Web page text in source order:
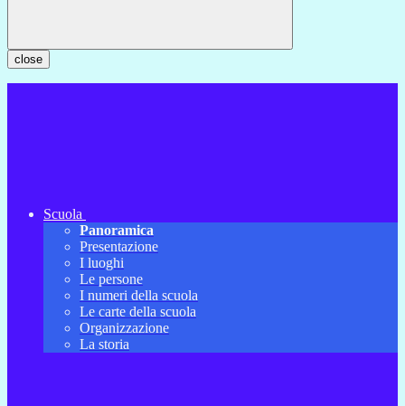
close
Scuola
Panoramica
Presentazione
I luoghi
Le persone
I numeri della scuola
Le carte della scuola
Organizzazione
La storia